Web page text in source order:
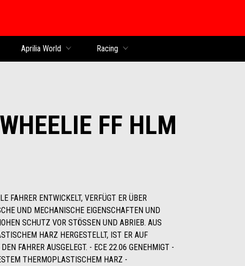
Aprilia World Racing
FF HLM
FAHRER ENTWICKELT, VERFÜGT ER ÜBER
UND MECHANISCHE EIGENSCHAFTEN UND
SCHUTZ VOR STÖSSEN UND ABRIEB. AUS
HARZ HERGESTELLT, IST ER AUF
FAHRER AUSGELEGT. - ECE 22.06 GENEHMIGT -
THERMOPLASTISCHEM HARZ -